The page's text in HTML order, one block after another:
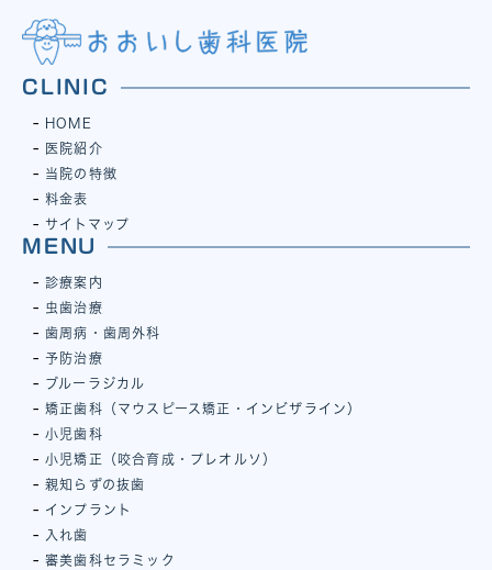
CLINIC
HOME
医院紹介
当院の特徴
料金表
サイトマップ
MENU
診療案内
虫歯治療
歯周病・歯周外科
予防治療
ブルーラジカル
矯正歯科（マウスピース矯正・インビザライン）
小児歯科
小児矯正（咬合育成・プレオルソ）
親知らずの抜歯
インプラント
入れ歯
審美歯科セラミック